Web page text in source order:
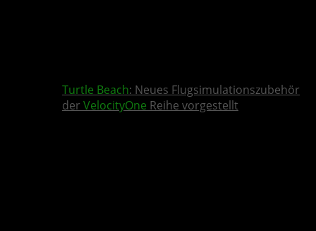
Turtle Beach: Neues Flugsimulationszubehör
der VelocityOne Reihe vorgestellt